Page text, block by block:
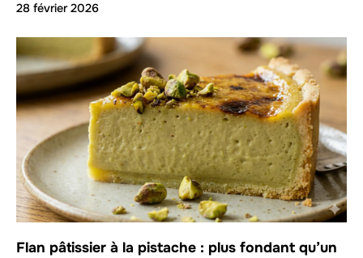
28 février 2026
Flan pâtissier à la pistache : plus fondant qu’un